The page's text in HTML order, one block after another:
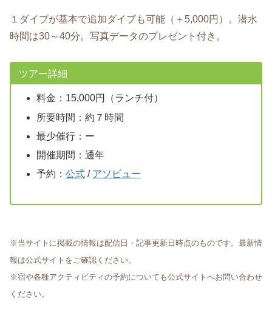
１ダイブが基本で追加ダイブも可能（＋5,000円）。潜水
時間は30～40分。写真データのプレゼント付き。
ツアー詳細
料金：15,000円（ランチ付）
所要時間：約７時間
最少催行：ー
開催期間：通年
予約： 公式/ アソビュー
※当サイトに掲載の情報は配信日・記事更新日時点のものです。最新情
報は公式サイトをご確認ください。
※宿や各種アクティビティの予約についても公式サイトへお問い合わせ
ください。